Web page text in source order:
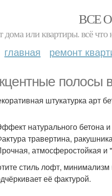
ВСЕ
дома или квартиры. всё
главная ремонт
полосы
штукатурка арт
натурального бетона
травертина,
атмосферостойкая
стиль лофт,
её фактурой.